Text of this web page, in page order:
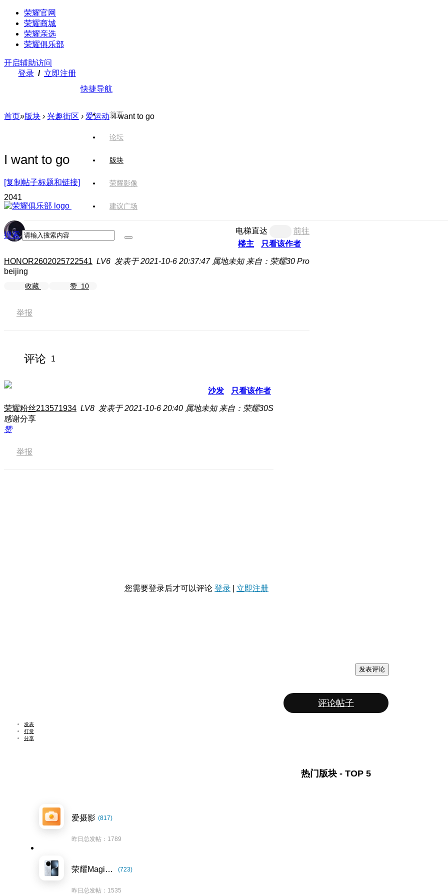
荣耀官网
荣耀商城
荣耀亲选
荣耀俱乐部
开启辅助访问
登录 / 立即注册
快捷导航
首页
论坛
版块
荣耀影像
建议广场
搜索
首页»版块 › 兴趣街区 › 爱运动 ›I want to go
I want to go
[复制帖子标题和链接]
2041
电梯直达
前往
楼主
只看该作者
HONOR2602025722541 LV6 发表于 2021-10-6 20:37:47 属地未知 来自：荣耀30 Pro
beijing
收藏 赞 10
举报
评论 1
沙发 只看该作者
荣耀粉丝213571934 LV8 发表于 2021-10-6 20:40 属地未知 来自：荣耀30S
感谢分享
赞
举报
您需要登录后才可以评论 登录 立即注册
发表评论
评论帖子
发表
打赏
分享
热门版块 - TOP 5
爱摄影 (817)
昨日总发帖：1789
荣耀Magic7系列 (723)
昨日总发帖：1535